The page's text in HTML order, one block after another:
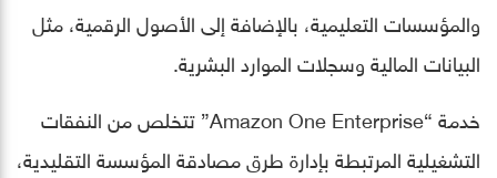
والمؤسسات التعليمية، بالإضافة إلى الأصول الرقمية، مثل
البيانات المالية وسجلات الموارد البشرية.
خدمة “Amazon One Enterprise” تتخلص من النفقات
التشغيلية المرتبطة بإدارة طرق مصادقة المؤسسة التقليدية،